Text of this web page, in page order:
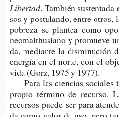
Libertad. Tam­bién
sos y pos­tu­lan­do, entre
pobre­za se plan­tea como
neo­mal­t­hu­siano y pro­mue­ve
da, median­te la dis­mi­nu­ción
ener­gía en el norte, con el
vida (Gorz, 1975 y 1977).
Para las cien­cias socia­les
pro­pio tér­mino de recur­so.
recur­sos puede ser para